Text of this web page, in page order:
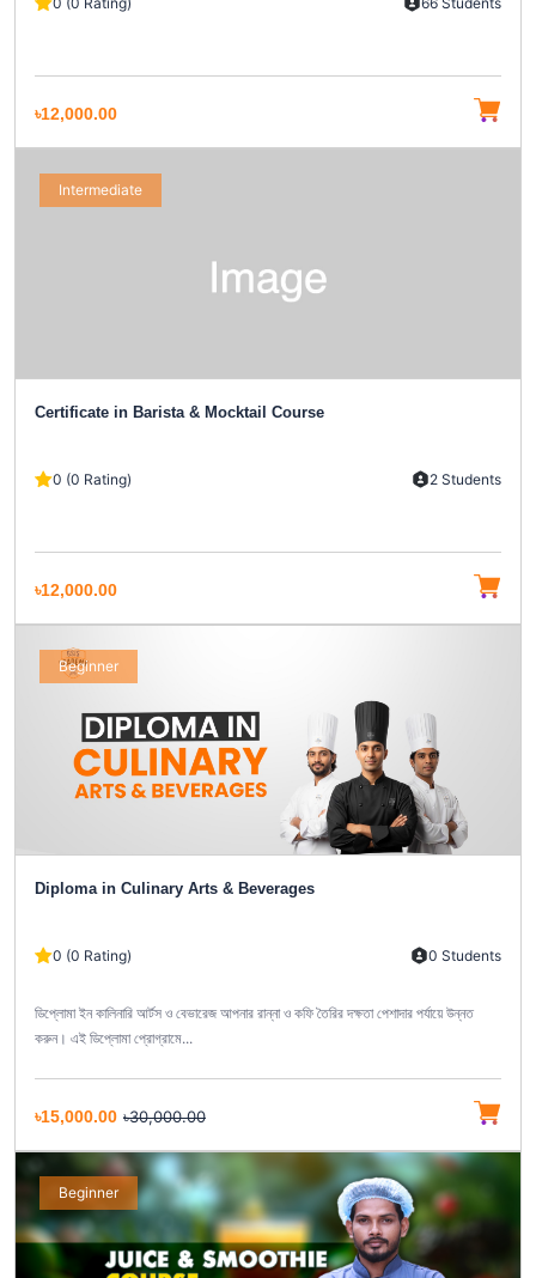
৳12,000.00
Intermediate
Certificate in Barista & Mocktail Course
0 (0 Rating) 2 Students
৳12,000.00
Beginner
Diploma in Culinary Arts & Beverages
0 (0 Rating) 0 Students
ডিপ্লোমা ইন কালিনারি আর্টস ও বেভারেজ আপনার রান্না ও কফি তৈরির দক্ষতা পেশাদার পর্যায়ে উন্নত
করুন। এই ডিপ্লোমা প্রোগ্রামে...
৳15,000.00 ৳30,000.00
Beginner